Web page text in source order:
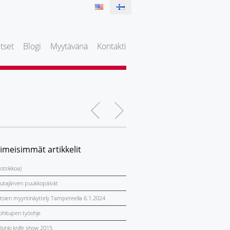
Blogi Myytävänä Kontakti
artikkelit
puukkopäivät
myyntinäyttely Tampereella 6.1.2024
työohje
knife show 2015